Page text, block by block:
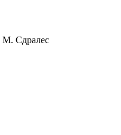
М. Сдралес